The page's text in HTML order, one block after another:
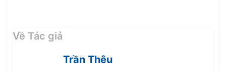
Về Tác giả
Trần Thêu